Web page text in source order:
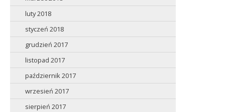
luty 2018
styczeń 2018
grudzień 2017
listopad 2017
październik 2017
wrzesień 2017
sierpień 2017